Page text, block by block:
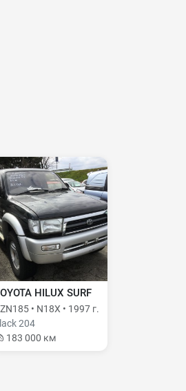
HILUX SURF
• N18X • 1997 г.
204
183 000 км